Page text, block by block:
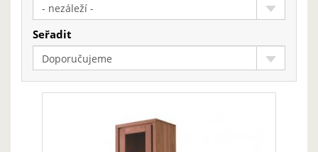
- nezáleží -
Seřadit
Doporučujeme